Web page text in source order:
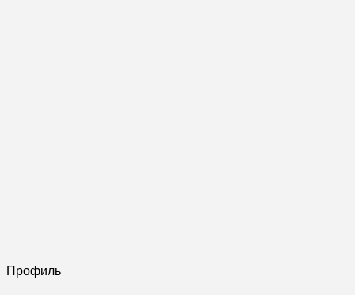
Профиль